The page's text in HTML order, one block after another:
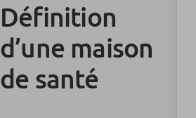
Définition
d’une maison
de santé